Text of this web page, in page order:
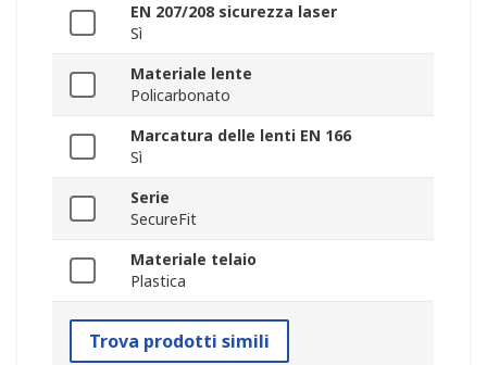
EN 207/208 sicurezza laser
Sì
Materiale lente
Policarbonato
Marcatura delle lenti EN 166
Sì
Serie
SecureFit
Materiale telaio
Plastica
Trova prodotti simili